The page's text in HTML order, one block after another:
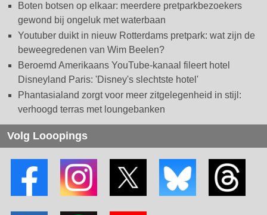
Boten botsen op elkaar: meerdere pretparkbezoekers
gewond bij ongeluk met waterbaan
Youtuber duikt in nieuw Rotterdams pretpark: wat zijn de
beweegredenen van Wim Beelen?
Beroemd Amerikaans YouTube-kanaal fileert hotel
Disneyland Paris: 'Disney's slechtste hotel'
Phantasialand zorgt voor meer zitgelegenheid in stijl:
verhoogd terras met loungebanken
Volg Looopings